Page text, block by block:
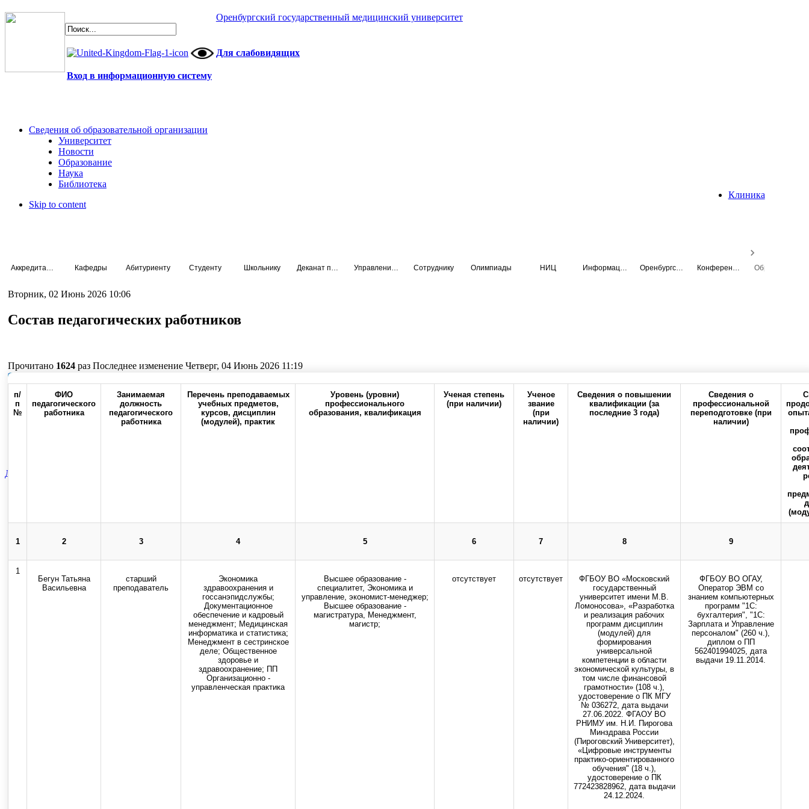
Оренбургский государственный медицинский университет
Для слабовидящих
Вход в информационную систему
Сведения об образовательной организации
Университет
Новости
Образование
Наука
Библиотека
Клиника
Skip to content
Кафедры Абитуриенту Студенту Школьнику Сотруднику Олимпиады НИЦ
Вторник, 02 Июнь 2026 10:06
Состав педагогических работников
Прокрутите таблицу вправо для просмотра всех колонок
п/
п
№
ФИО
педагогического
работника
Занимаемая
должность
педагогического
работника
Перечень преподаваемых
учебных предметов,
курсов, дисциплин
(модулей), практик
Уровень (уровни)
профессионального
образования, квалификация
Ученая степень
(при наличии)
Ученое
звание
(при
наличии)
Сведения о повышении
квалификации (за
последние 3 года)
Сведения о
профессиональной
переподготовке (при
наличии)
1 2 3 4 5 6 7 8 9
1
Бегун Татьяна
Васильевна
старший
преподаватель
Экономика
здравоохранения и
госсанэпидслужбы;
Документационное
обеспечение и кадровый
менеджмент; Медицинская
информатика и статистика;
Менеджмент в сестринское
деле; Общественное
здоровье и
здравоохранение; ПП
Организационно -
управленческая практика
Высшее образование -
специалитет, Экономика и
управление, экономист-менеджер;
Высшее образование -
магистратура, Менеджмент,
магистр;
отсутствует отсутствует
ФГБОУ ВО «Московский
государственный
университет имени М.В.
Ломоносова», «Разработка
и реализация рабочих
программ дисциплин
(модулей) для
формирования
универсальной
компетенции в области
экономической культуры, в
том числе финансовой
грамотности» (108 ч.),
удостоверение о ПК МГУ
№ 036272, дата выдачи
27.06.2022. ФГАОУ ВО
РНИМУ им. Н.И. Пирогова
Минздрава России
(Пироговский Университет),
«Цифровые инструменты
практико-ориентированного
обучения" (18 ч.),
удостоверение о ПК
772423828962, дата выдачи
24.12.2024.
ФГБОУ ВО ОГАУ,
Оператор ЭВМ со
знанием компьютерных
программ "1С:
бухгалтерия", "1С:
Зарплата и Управление
персоналом" (260 ч.),
диплом о ПП
562401994025, дата
выдачи 19.11.2014.
Прочитано 1624 раз Последнее изменение Четверг, 04 Июнь 2026 11:19
Наверх
Диссертационный отдел
здравоохранения Российской Федерации.
Использование текстовых, аудио-, фото- и видеоматериалов возможно только с письменного разрешения администрации сайта.